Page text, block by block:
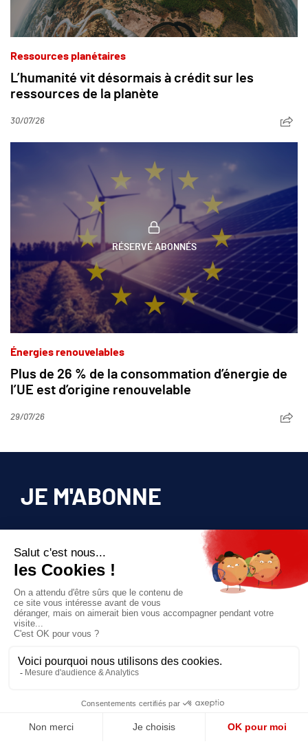
Ressources planétaires
L’humanité vit désormais à crédit sur les
ressources de la planète
30/07/26
RÉSERVÉ ABONNÉS
Énergies renouvelables
Plus de 26 % de la consommation d’énergie de
l’UE est d’origine renouvelable
29/07/26
JE M'ABONNE
Pour bénéficier d’un accès privilégié à tous
les articles publiés sur site.
Prix unique 180€/AN